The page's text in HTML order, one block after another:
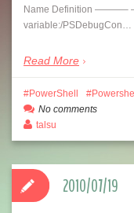
Name Definition ———–
variable:/PSDebugCon…
Read More
PowerShell
No comments
talsu
2010/07/19